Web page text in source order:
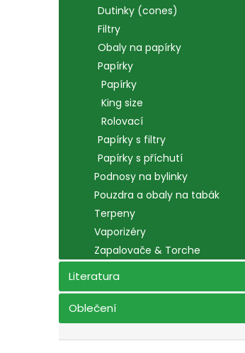
Dutinky (cones)
Filtry
Obaly na papírky
Papírky
Papírky
King size
Rolovací
Papírky s filtry
Papírky s příchutí
Podnosy na bylinky
Pouzdra a obaly na tabák
Terpeny
Vaporizéry
Zapalovače & Torche
Literatura
Oblečení